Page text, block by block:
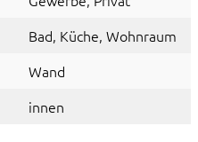
Bad, Küche, Wohnraum
Wand
innen